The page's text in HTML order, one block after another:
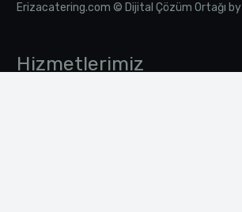
Erizacatering.com © Dijital Çözüm Ortağı by
Hizmetlerimiz